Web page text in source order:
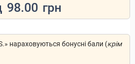
98.00 грн
нараховуються бонусні бали (крім